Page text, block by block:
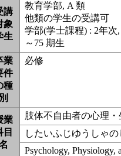
講
象
生
教育学部, A 類
他類の学生の受講可
学部(学士課程) : 2年次
～75 期生
業
件
種
別
必修
業
目
肢体不自由者の心理
したいふじゆうしゃ
Psychology, Physiology,